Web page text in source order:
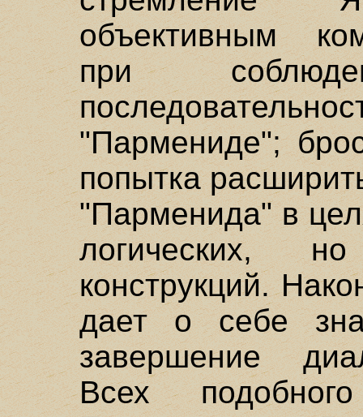
объективным
при
"Пармениде";
попытка
"Парменида" в
логических,
конструкций.
дает о себе
завершение
Всех